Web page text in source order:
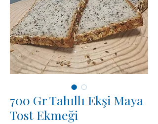
700 Gr Tahıllı Ekşi Maya
Tost Ekmeği